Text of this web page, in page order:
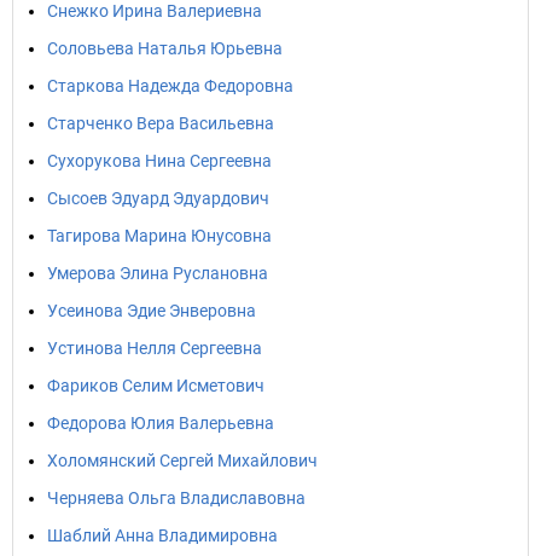
Снежко Ирина Валериевна
Соловьева Наталья Юрьевна
Старкова Надежда Федоровна
Старченко Вера Васильевна
Сухорукова Нина Сергеевна
Сысоев Эдуард Эдуардович
Тагирова Марина Юнусовна
Умерова Элина Руслановна
Усеинова Эдие Энверовна
Устинова Нелля Сергеевна
Фариков Селим Исметович
Федорова Юлия Валерьевна
Холомянский Сергей Михайлович
Черняева Ольга Владиславовна
Шаблий Анна Владимировна